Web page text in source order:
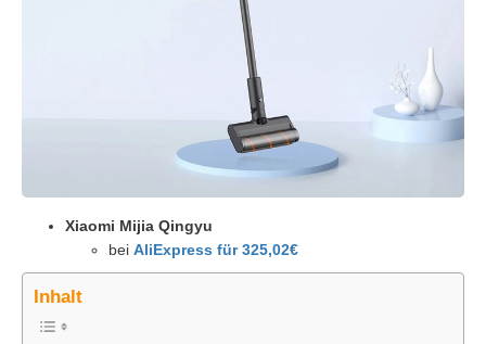
Xiaomi Mijia Qingyu
bei AliExpress für 325,02€
Inhalt